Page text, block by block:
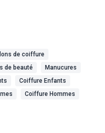
de coiffure
de beauté
Manucures
Coiffure Enfants
Coiffure Hommes